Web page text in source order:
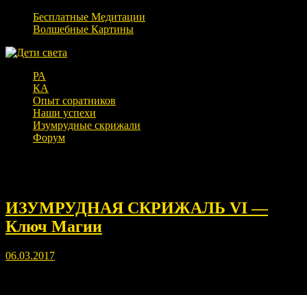
Бесплатные Медитации
Волшебные Картины
РА
КА
Опыт соратников
Наши успехи
Изумрудные скрижали
Форум
ИЗУМРУДНАЯ СКРИЖАЛЬ VI —
Ключ Магии
06.03.2017